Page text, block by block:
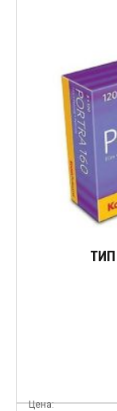
ТИП
Цена: